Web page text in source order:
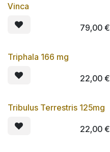
Vinca
79,00€
Triphala 166 mg
22,00€
Lot de 3
Tribulus Terrestris 125mg
22,00€